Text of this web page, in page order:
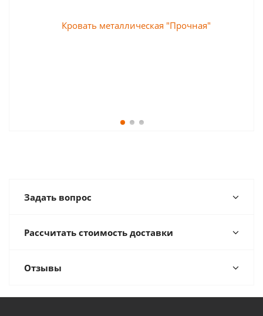
Задать вопрос
Рассчитать стоимость доставки
Отзывы